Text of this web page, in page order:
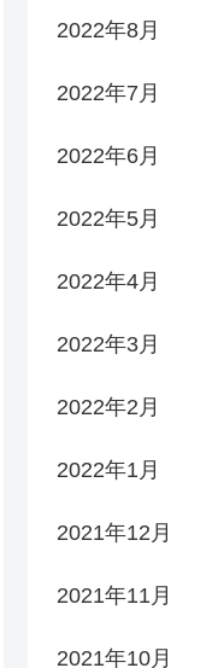
2022年8月
2022年7月
2022年6月
2022年5月
2022年4月
2022年3月
2022年2月
2022年1月
2021年12月
2021年11月
2021年10月